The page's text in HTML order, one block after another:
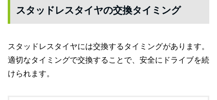
スタッドレスタイヤの交換タイミング
スタッドレスタイヤには交換するタイミングがあります。
適切なタイミングで交換することで、安全にドライブを続
けられます。